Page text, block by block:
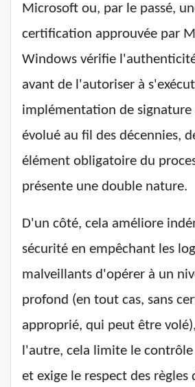
Microsoft ou, par le passé,
certification approuvée par
Windows vérifie
avant de l'autoriser à
implémentation de signature
évolué au fil des décennies,
élément obligatoire du
présente une double nature.
D'un côté, cela améliore
sécurité en empêchant les
malveillants d'opérer à un
profond (en tout cas, sans
approprié, qui peut être
l'autre, cela limite le
et exige le respect des règles